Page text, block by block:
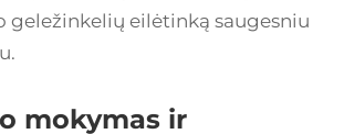
geležinkelių eilėtinką saugesniu
mokymas ir